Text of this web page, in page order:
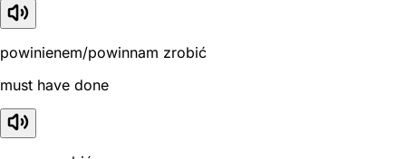
powinienem/powinnam zrobić
must have done